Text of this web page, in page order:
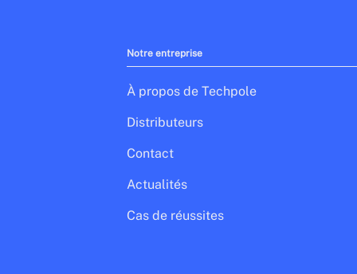
Notre entreprise
À propos de Techpole
Distributeurs
Contact
Actualités
Cas de réussites